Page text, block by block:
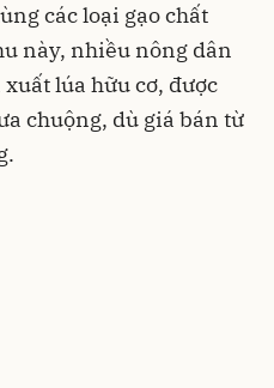
các loại gạo chất
này, nhiều nông dân
lúa hữu cơ, được
chuộng, dù giá bán từ